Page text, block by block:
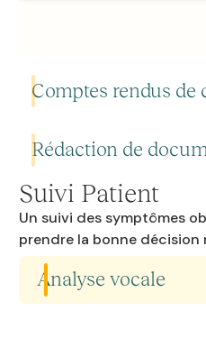
Comptes rendus de
Capturez vos échanges
rendus structurés,
En savoir plus
En savoir plus
Rédaction de
Générez automatiquement vos
cliniques : comptes rendus
certificats, et plus encore.
Suivi Patient
Un suivi des symptômes
prendre la bonne décision
Analyse vocale